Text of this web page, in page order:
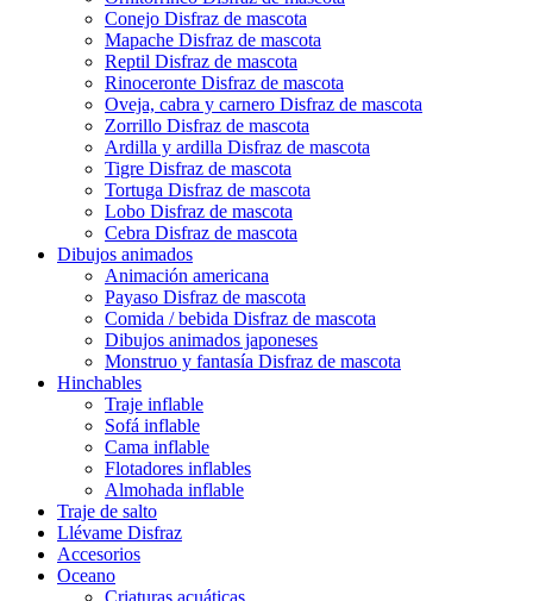
Conejo Disfraz de mascota
Mapache Disfraz de mascota
Reptil Disfraz de mascota
Rinoceronte Disfraz de mascota
Oveja, cabra y carnero Disfraz de mascota
Zorrillo Disfraz de mascota
Ardilla y ardilla Disfraz de mascota
Tigre Disfraz de mascota
Tortuga Disfraz de mascota
Lobo Disfraz de mascota
Cebra Disfraz de mascota
Dibujos animados
Animación americana
Payaso Disfraz de mascota
Comida / bebida Disfraz de mascota
Dibujos animados japoneses
Monstruo y fantasía Disfraz de mascota
Hinchables
Traje inflable
Sofá inflable
Cama inflable
Flotadores inflables
Almohada inflable
Traje de salto
Llévame Disfraz
Accesorios
Oceano
Criaturas acuáticas